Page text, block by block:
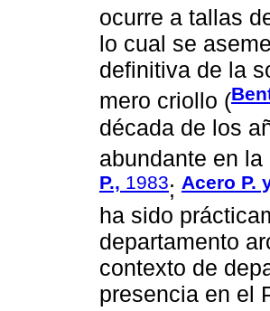
ocurre a tallas
lo cual se
definitiva de la
mero criollo (
década de los
abundante en
P., 1983; Acero P.
ha sido
departamento
contexto de
presencia en el